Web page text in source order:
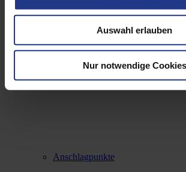
Auswahl erlauben
Nur notwendige Cookies
Anschlagpunkte